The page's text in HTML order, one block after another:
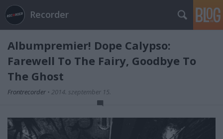
Recorder
Albumpremier! Dope Calypso:
Farewell To The Fairy, Goodbye To
The Ghost
Frontrecorder • 2014. szeptember 15.